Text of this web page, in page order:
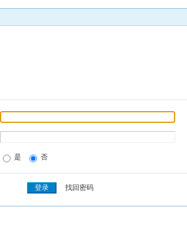
是 否
找回密码